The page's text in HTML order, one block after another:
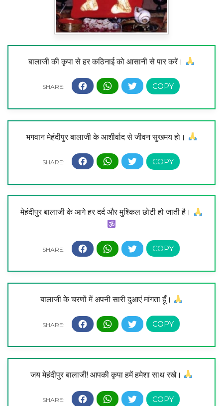
बालाजी की कृपा से हर कठिनाई को आसानी से पार करें।
भगवान मेहंदीपुर बालाजी के आशीर्वाद से जीवन सुखमय हो।
मेहंदीपुर बालाजी के आगे हर दर्द और मुश्किल छोटी हो जाती है।
बालाजी के चरणों में अपनी सारी दुआएं मांगता हूँ।
जय मेहंदीपुर बालाजी! आपकी कृपा हमें हमेशा साथ रखे।